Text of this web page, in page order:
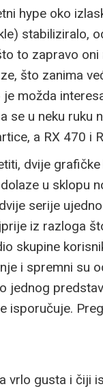
hype oko
stabiliziralo,
to zapravo oni
što zanima
možda
u neku ruku
a RX 470 i
dvije
u sklopu
serije
iz razloga
skupine
i spremni su
jednog
isporučuje.
vrlo gusta i čiji